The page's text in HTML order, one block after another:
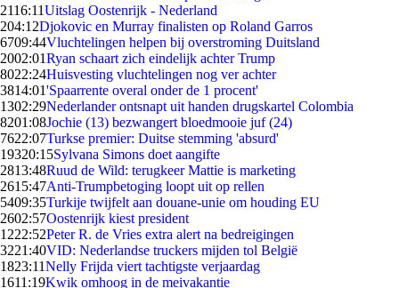
2116:11Uitslag Oostenrijk - Nederland
204:12Djokovic en Murray finalisten op Roland Garros
6709:44Vluchtelingen helpen bij overstroming Duitsland
2002:01Ryan schaart zich eindelijk achter Trump
8022:24Huisvesting vluchtelingen nog ver achter
3814:01'Spaarrente overal onder de 1 procent'
1302:29Nederlander ontsnapt uit handen drugskartel Colombia
8201:08Jochie (13) bezwangert bloedmooie juf (24)
7622:07Turkse premier: Duitse stemming 'absurd'
19320:15Sylvana Simons doet aangifte
2813:48Ruud de Wild: terugkeer Mattie is marketing
2615:47Anti-Trumpbetoging loopt uit op rellen
5409:35Turkije twijfelt aan douane-unie om houding EU
2602:57Oostenrijk kiest president
1222:52Peter R. de Vries extra alert na bedreigingen
3221:40VID: Nederlandse truckers mijden tol België
1823:11Nelly Frijda viert tachtigste verjaardag
1611:19Kwik omhoog in de meivakantie